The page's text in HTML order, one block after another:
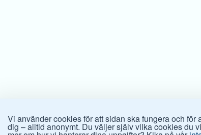
Vi använder cookies för att sidan ska fungera och för
dig – alltid anonymt. Du väljer själv vilka cookies du